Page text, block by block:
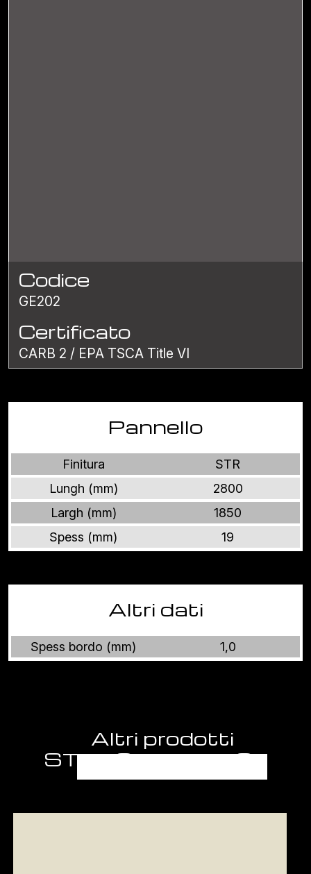
Codice
GE202
Certificato
CARB 2 / EPA TSCA Title VI
Pannello
Finitura
STR
Lungh (mm)
2800
Largh (mm)
1850
Spess (mm)
19
Altri dati
Spess bordo (mm) 1,0
Altri prodotti
STRAORDINARIO